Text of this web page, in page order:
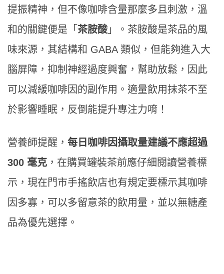
提振精神，但不像咖啡含量那麼多且刺激，溫
和的關鍵便是「 茶胺酸 」。茶胺酸是茶品的風
味來源，其結構和 GABA 類似，但能夠進入大
腦屏障，抑制神經過度興奮，幫助放鬆，因此
可以減緩咖啡因的副作用。適量飲用抹茶不至
於影響睡眠，反倒能提升專注力唷！
營養師提醒， 每日咖啡因攝取量建議不應超過
300 毫克 ，在購買罐裝茶前應仔細閱讀營養標
示，現在門市手搖飲店也有規定要標示其咖啡
因多寡，可以多留意茶的飲用量，並以無糖產
品為優先選擇。